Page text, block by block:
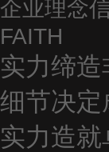
企业理念
FAITH
实力缔
细节决定
实力造